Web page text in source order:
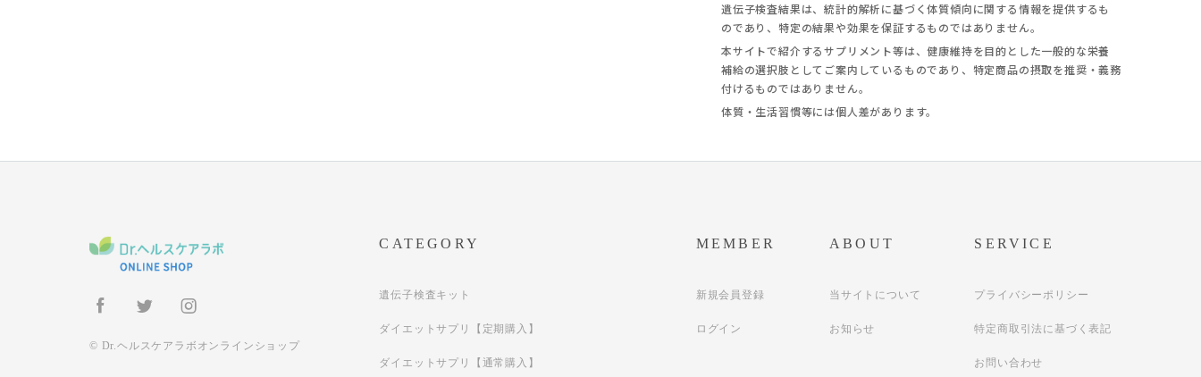
遺伝子検査結果は、統計的解析に基づく体質傾向に関する情報を提供するも
のであり、特定の結果や効果を保証するものではありません。
本サイトで紹介するサプリメント等は、健康維持を目的とした一般的な栄養
補給の選択肢としてご案内しているものであり、特定商品の摂取を推奨・義務
付けるものではありません。
体質・生活習慣等には個人差があります。
© Dr.ヘルスケアラボオンラインショップ
CATEGORY
遺伝子検査キット
ダイエットサプリ【定期購入】
ダイエットサプリ【通常購入】
MEMBER
新規会員登録
ログイン
ABOUT
当サイトについて
お知らせ
SERVICE
プライバシーポリシー
特定商取引法に基づく表記
お問い合わせ